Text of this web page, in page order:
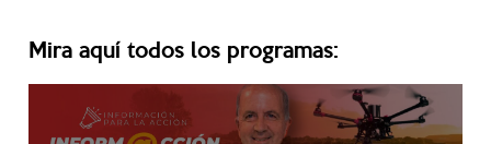
Mira aquí todos los programas: